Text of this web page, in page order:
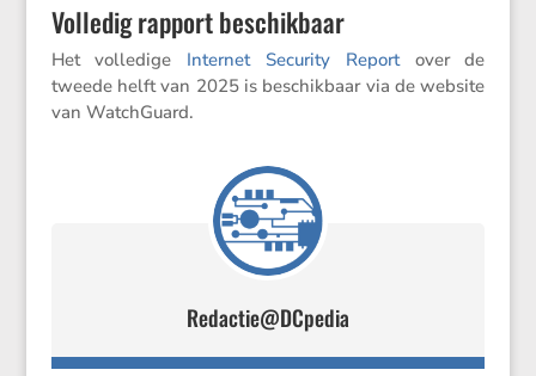
Volledig rapport beschikbaar
Het volle­dige Internet Security Reportover de
tweede helft van 2025 is beschik­baar via de website
van WatchGuard.
Redactie@DCpedia